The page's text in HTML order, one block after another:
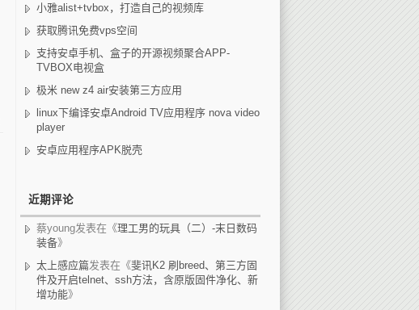
小雅alist+tvbox，打造自己的视频库
获取腾讯免费vps空间
支持安卓手机、盒子的开源视频聚合APP-
TVBOX电视盒
极米 new z4 air安装第三方应用
linux下编译安卓Android TV应用程序 nova video
player
安卓应用程序APK脱壳
近期评论
蔡young发表在《理工男的玩具（二）-末日数码
装备》
太上感应篇发表在《斐讯K2 刷breed、第三方固
件及开启telnet、ssh方法，含原版固件净化、新
增功能》